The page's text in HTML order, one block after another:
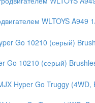
WLTOYS A949
Go 10210 (серый)